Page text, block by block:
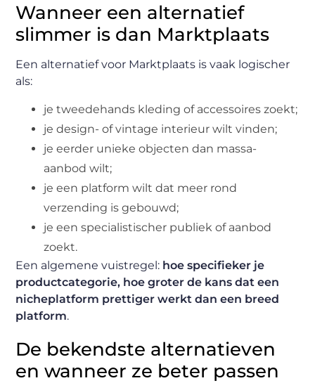
Wanneer een alternatief
slimmer is dan Marktplaats
Een alternatief voor Marktplaats is vaak logischer
als:
je tweedehands kleding of accessoires zoekt;
je design- of vintage interieur wilt vinden;
je eerder unieke objecten dan massa-
aanbod wilt;
je een platform wilt dat meer rond
verzending is gebouwd;
je een specialistischer publiek of aanbod
zoekt.
Een algemene vuistregel: hoe specifieker je
productcategorie, hoe groter de kans dat een
nicheplatform prettiger werkt dan een breed
platform.
De bekendste alternatieven
en wanneer ze beter passen